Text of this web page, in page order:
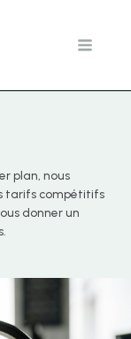
plan, nous
tarifs compétitifs
donner un